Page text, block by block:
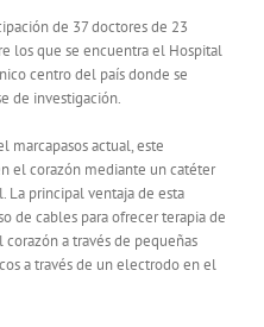
de 37 doctores de 23
los que se encuentra el Hospital
centro del país donde se
de investigación.
marcapasos actual, este
el corazón mediante un catéter
La principal ventaja de esta
de cables para ofrecer terapia de
a través de pequeñas
a través de un electrodo en el